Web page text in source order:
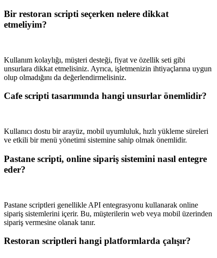
Bir restoran scripti seçerken nelere dikkat
etmeliyim?
Kullanım kolaylığı, müşteri desteği, fiyat ve özellik seti gibi
unsurlara dikkat etmelisiniz. Ayrıca, işletmenizin ihtiyaçlarına uygun
olup olmadığını da değerlendirmelisiniz.
Cafe scripti tasarımında hangi unsurlar önemlidir?
Kullanıcı dostu bir arayüz, mobil uyumluluk, hızlı yükleme süreleri
ve etkili bir menü yönetimi sistemine sahip olmak önemlidir.
Pastane scripti, online sipariş sistemini nasıl entegre
eder?
Pastane scriptleri genellikle API entegrasyonu kullanarak online
sipariş sistemlerini içerir. Bu, müşterilerin web veya mobil üzerinden
sipariş vermesine olanak tanır.
Restoran scriptleri hangi platformlarda çalışır?